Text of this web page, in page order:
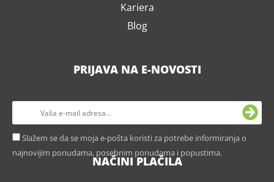
Kariera
Blog
PRIJAVA NA E-NOVOSTI
Slažem se da se moja e-pošta koristi za potrebe informiranja o
najnovijim ponudama, posebnim ponudama i popustima.
NAČINI PLAČILA